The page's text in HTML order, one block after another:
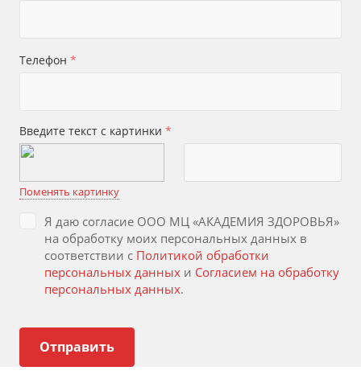
Телефон *
Введите текст с картинки *
Поменять картинку
Я даю согласие ООО МЦ «АКАДЕМИЯ ЗДОРОВЬЯ»
на обработку моих персональных данных в
соответствии с Политикой обработки
персональных данных и Согласием на обработку
персональных данных.